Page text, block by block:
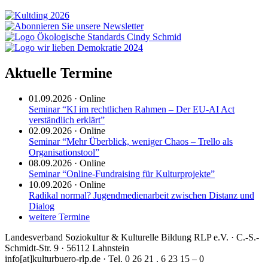
Aktuelle Termine
01.09.2026 · Online
Seminar “KI im rechtlichen Rahmen – Der EU-AI Act
verständlich erklärt”
02.09.2026 · Online
Seminar “Mehr Überblick, weniger Chaos – Trello als
Organisationstool”
08.09.2026 · Online
Seminar “Online-Fundraising für Kulturprojekte”
10.09.2026 · Online
Radikal normal? Jugendmedienarbeit zwischen Distanz und
Dialog
weitere Termine
Landesverband Soziokultur & Kulturelle Bildung RLP e.V. · C.-S.-
Schmidt-Str. 9 · 56112 Lahnstein
info[at]kulturbuero-rlp.de · Tel. 0 26 21 . 6 23 15 – 0